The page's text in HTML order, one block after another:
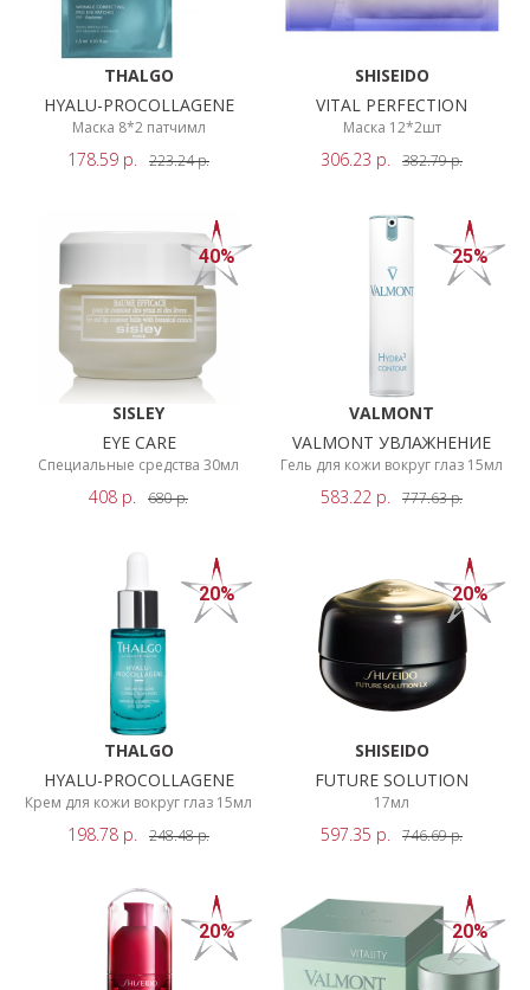
THALGO
HYALU-PROCOLLAGENE
Маска 8*2 патчимл
178.59 р. 223.24р.
SHISEIDO
VITAL PERFECTION
Маска 12*2шт
306.23 р. 382.79р.
40%
SISLEY
EYE CARE
Специальные средства 30мл
408 р. 680р.
25%
VALMONT
VALMONT УВЛАЖНЕНИЕ
Гель для кожи вокруг глаз 15мл
583.22 р. 777.63р.
20%
THALGO
HYALU-PROCOLLAGENE
Крем для кожи вокруг глаз 15мл
198.78 р. 248.48р.
20%
SHISEIDO
FUTURE SOLUTION
17мл
597.35 р. 746.69р.
20% 20%